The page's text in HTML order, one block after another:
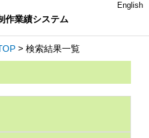
作業績システム
English
> 検索結果一覧